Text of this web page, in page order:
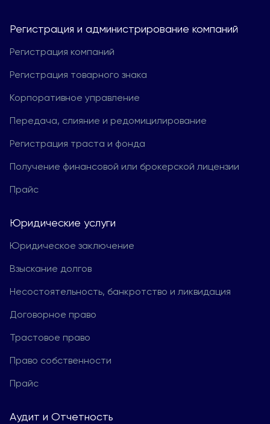
Регистрация и администрирование компаний
Регистрация компаний
Регистрация товарного знака
Корпоративное управление
Передача, слияние и редомицилирование
Регистрация траста и фонда
Получение финансовой или брокерской лицензии
Прайс
Юридические услуги
Юридическое заключение
Взыскание долгов
Несостоятельность, банкротство и ликвидация
Договорное право
Трастовое право
Право собственности
Прайс
Aудит и Отчетность